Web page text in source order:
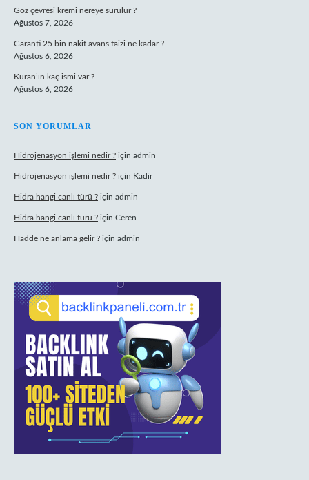
Göz çevresi kremi nereye sürülür ?
Ağustos 7, 2026
Garanti 25 bin nakit avans faizi ne kadar ?
Ağustos 6, 2026
Kuran’ın kaç ismi var ?
Ağustos 6, 2026
SON YORUMLAR
Hidrojenasyon işlemi nedir ? için admin
Hidrojenasyon işlemi nedir ? için Kadir
Hidra hangi canlı türü ? için admin
Hidra hangi canlı türü ? için Ceren
Hadde ne anlama gelir ? için admin